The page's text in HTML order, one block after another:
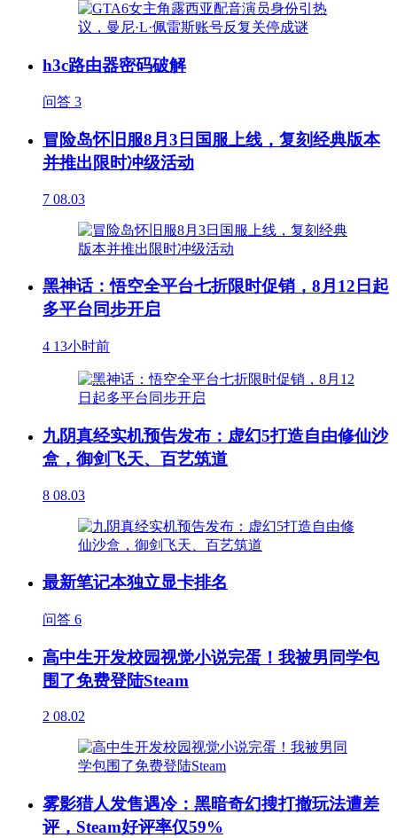
h3c路由器密码破解
问答 3
冒险岛怀旧服8月3日国服上线，复刻经典版本
并推出限时冲级活动
7 08.03
黑神话：悟空全平台七折限时促销，8月12日起
多平台同步开启
4 13小时前
九阴真经实机预告发布：虚幻5打造自由修仙沙
盒，御剑飞天、百艺筑道
8 08.03
最新笔记本独立显卡排名
问答 6
高中生开发校园视觉小说完蛋！我被男同学包
围了免费登陆Steam
2 08.02
雾影猎人发售遇冷：黑暗奇幻搜打撤玩法遭差
评，Steam好评率仅59%